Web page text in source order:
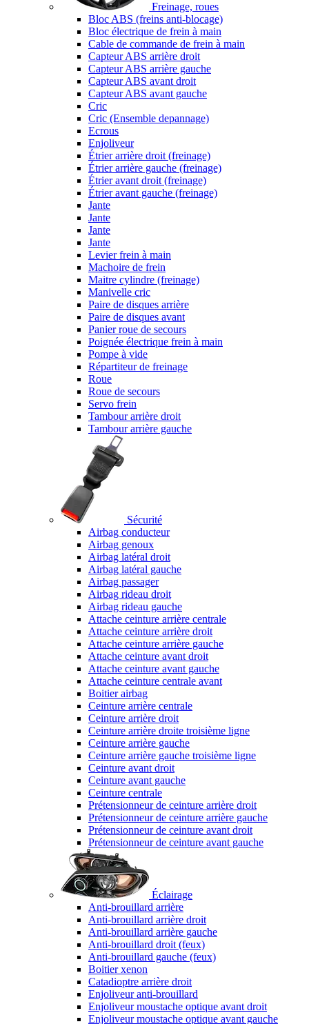
Freinage, roues
Bloc ABS (freins anti-blocage)
Bloc électrique de frein à main
Cable de commande de frein à main
Capteur ABS arrière droit
Capteur ABS arrière gauche
Capteur ABS avant droit
Capteur ABS avant gauche
Cric
Cric (Ensemble depannage)
Ecrous
Enjoliveur
Étrier arrière droit (freinage)
Étrier arrière gauche (freinage)
Étrier avant droit (freinage)
Étrier avant gauche (freinage)
Jante
Jante
Jante
Jante
Levier frein à main
Machoire de frein
Maitre cylindre (freinage)
Manivelle cric
Paire de disques arrière
Paire de disques avant
Panier roue de secours
Poignée électrique frein à main
Pompe à vide
Répartiteur de freinage
Roue
Roue de secours
Servo frein
Tambour arrière droit
Tambour arrière gauche
Sécurité
Airbag conducteur
Airbag genoux
Airbag latéral droit
Airbag latéral gauche
Airbag passager
Airbag rideau droit
Airbag rideau gauche
Attache ceinture arrière centrale
Attache ceinture arrière droit
Attache ceinture arrière gauche
Attache ceinture avant droit
Attache ceinture avant gauche
Attache ceinture centrale avant
Boitier airbag
Ceinture arrière centrale
Ceinture arrière droit
Ceinture arrière droite troisième ligne
Ceinture arrière gauche
Ceinture arrière gauche troisième ligne
Ceinture avant droit
Ceinture avant gauche
Ceinture centrale
Prétensionneur de ceinture arrière droit
Prétensionneur de ceinture arrière gauche
Prétensionneur de ceinture avant droit
Prétensionneur de ceinture avant gauche
Éclairage
Anti-brouillard arrière
Anti-brouillard arrière droit
Anti-brouillard arrière gauche
Anti-brouillard droit (feux)
Anti-brouillard gauche (feux)
Boitier xenon
Catadioptre arrière droit
Enjoliveur anti-brouillard
Enjoliveur moustache optique avant droit
Enjoliveur moustache optique avant gauche